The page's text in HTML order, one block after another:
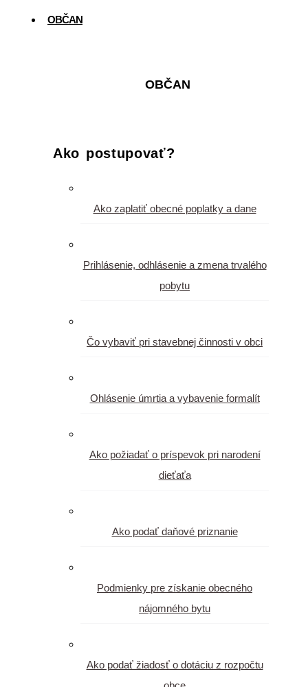
OBČAN
OBČAN
Ako postupovať?
Ako zaplatiť obecné poplatky a dane
Prihlásenie, odhlásenie a zmena trvalého
pobytu
Čo vybaviť pri stavebnej činnosti v obci
Ohlásenie úmrtia a vybavenie formalít
Ako požiadať o príspevok pri narodení
dieťaťa
Ako podať daňové priznanie
Podmienky pre získanie obecného
nájomného bytu
Ako podať žiadosť o dotáciu z rozpočtu